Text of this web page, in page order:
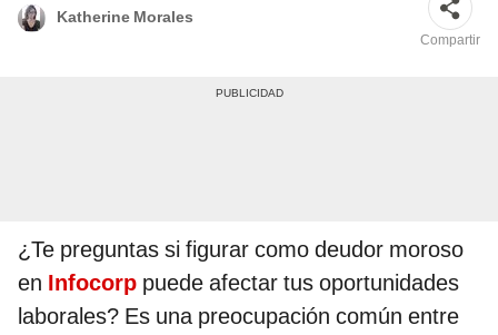
Katherine Morales
Compartir
¿Te preguntas si figurar como deudor moroso
en Infocorp puede afectar tus oportunidades
laborales? Es una preocupación común entre